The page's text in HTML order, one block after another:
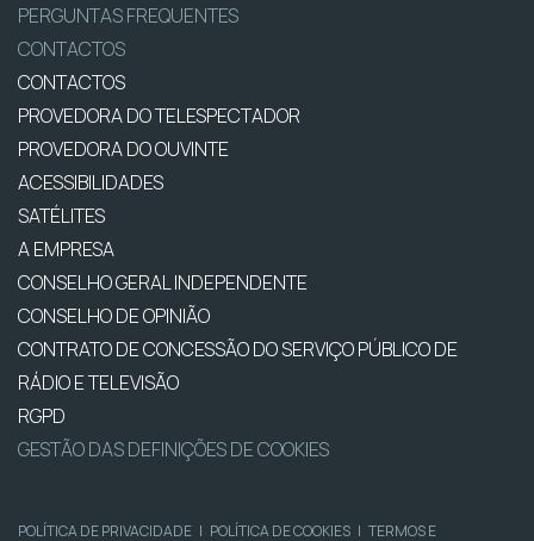
PERGUNTAS FREQUENTES
CONTACTOS
CONTACTOS
PROVEDORA DO TELESPECTADOR
PROVEDORA DO OUVINTE
ACESSIBILIDADES
SATÉLITES
A EMPRESA
CONSELHO GERAL INDEPENDENTE
CONSELHO DE OPINIÃO
CONTRATO DE CONCESSÃO DO SERVIÇO PÚBLICO DE
RÁDIO E TELEVISÃO
RGPD
GESTÃO DAS DEFINIÇÕES DE COOKIES
POLÍTICA DE PRIVACIDADE | POLÍTICA DE COOKIES | TERMOS E